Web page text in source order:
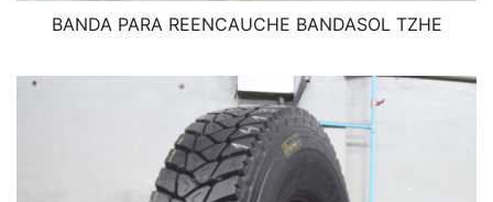
BANDA PARA REENCAUCHE BANDASOL TZHE